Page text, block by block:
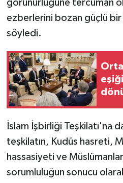
görünürlüğüne tercüman
ezberlerini bozan güçlü
söyledi.
İslam İşbirliği Teşkilatı'na
teşkilatın, Kudüs hasreti,
hassasiyeti ve
sorumluluğun sonucu